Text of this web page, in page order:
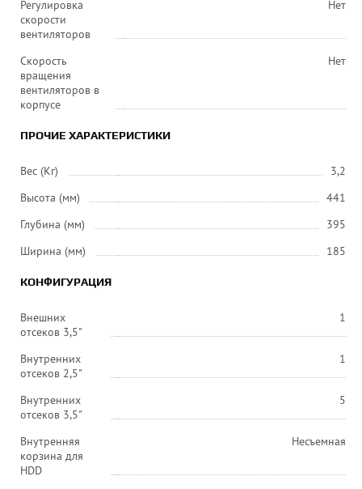
Регулировка
скорости
вентиляторов
Нет
Скорость
вращения
вентиляторов в
корпусе
Нет
ПРОЧИЕ ХАРАКТЕРИСТИКИ
Вес (Кг)
3,2
Высота (мм)
441
Глубина (мм)
395
Ширина (мм)
185
КОНФИГУРАЦИЯ
Внешних
отсеков 3,5"
1
Внутренних
отсеков 2,5"
1
Внутренних
отсеков 3,5"
5
Внутренняя
корзина для
HDD
Несъемная